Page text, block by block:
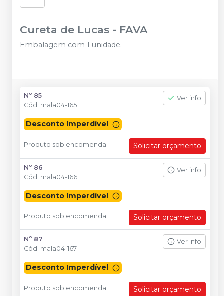
Cureta de Lucas - FAVA
Embalagem com 1 unidade.
Nº 85
Cód. mala04-165
Ver info
Desconto Imperdível
Produto sob encomenda Solicitar orçamento
Nº 86
Cód. mala04-166
Ver info
Desconto Imperdível
Produto sob encomenda Solicitar orçamento
Nº 87
Cód. mala04-167
Ver info
Desconto Imperdível
Produto sob encomenda Solicitar orçamento